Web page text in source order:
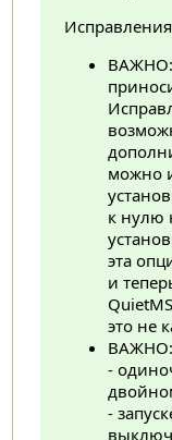
ВАЖНО:
можно
к нулю
эта
и
это не
ВАЖНО:
-
-